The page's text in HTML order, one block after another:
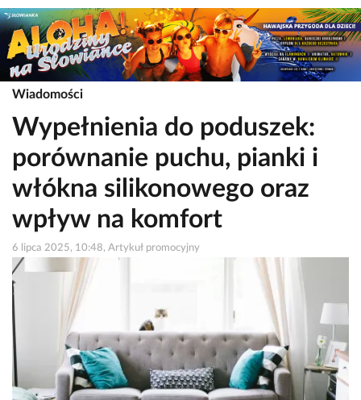
Wiadomości
Wypełnienia do poduszek:
porównanie puchu, pianki i
włókna silikonowego oraz
wpływ na komfort
6 lipca 2025, 10:48, Artykuł promocyjny